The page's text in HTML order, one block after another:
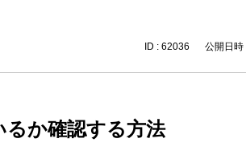
ID : 62036 公開日
か確認する方法